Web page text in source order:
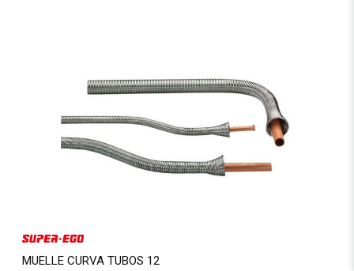
MUELLE CURVA TUBOS 12